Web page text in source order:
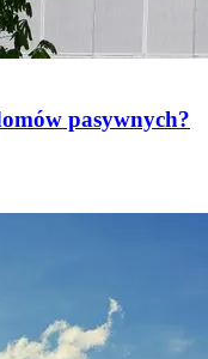
pasywnych?